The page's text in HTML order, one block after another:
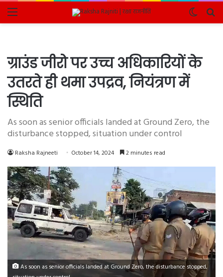
Menu
Switch
skin
ग्राउंड जीरो पर उच्च अधिकारियों के
उतरते ही थमा उपद्रव, नियंत्रण में
स्थिति
As soon as senior officials landed at Ground Zero, the
disturbance stopped, situation under control
Raksha Rajneeti October 14, 2024 2 minutes read
As soon as senior officials landed at Ground Zero, the disturbance stopped,